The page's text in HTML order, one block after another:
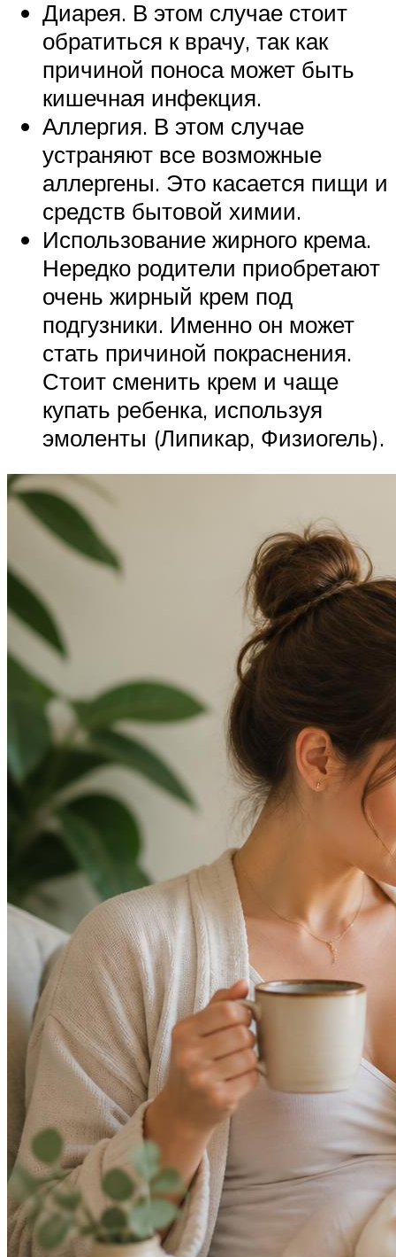
Диарея. В этом случае стоит
обратиться к врачу, так как
причиной поноса может быть
кишечная инфекция.
Аллергия. В этом случае
устраняют все возможные
аллергены. Это касается пищи и
средств бытовой химии.
Использование жирного крема.
Нередко родители приобретают
очень жирный крем под
подгузники. Именно он может
стать причиной покраснения.
Стоит сменить крем и чаще
купать ребенка, используя
эмоленты (Липикар, Физиогель).